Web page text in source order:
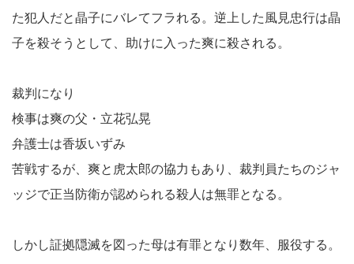
た犯人だと晶子にバレてフラれる。逆上した風見忠行は晶
子を殺そうとして、助けに入った爽に殺される。
裁判になり
検事は爽の父・立花弘晃
弁護士は香坂いずみ
苦戦するが、爽と虎太郎の協力もあり、裁判員たちのジャ
ッジで正当防衛が認められる殺人は無罪となる。
しかし証拠隠滅を図った母は有罪となり数年、服役する。